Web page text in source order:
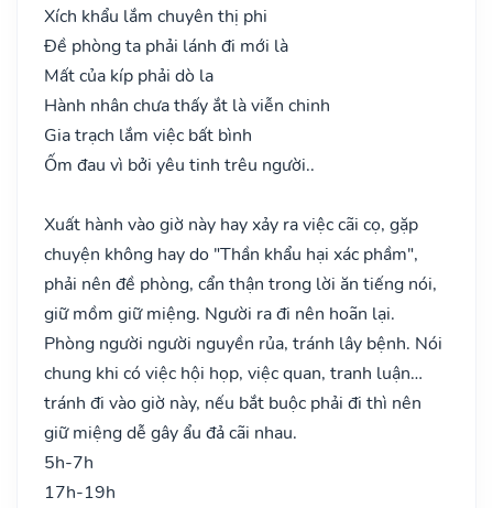
Xích khẩu lắm chuyên thị phi
Đề phòng ta phải lánh đi mới là
Mất của kíp phải dò la
Hành nhân chưa thấy ắt là viễn chinh
Gia trạch lắm việc bất bình
Ốm đau vì bởi yêu tinh trêu người..
Xuất hành vào giờ này hay xảy ra việc cãi cọ, gặp
chuyện không hay do "Thần khẩu hại xác phầm",
phải nên đề phòng, cẩn thận trong lời ăn tiếng nói,
giữ mồm giữ miệng. Người ra đi nên hoãn lại.
Phòng người người nguyền rủa, tránh lây bệnh. Nói
chung khi có việc hội họp, việc quan, tranh luận…
tránh đi vào giờ này, nếu bắt buộc phải đi thì nên
giữ miệng dễ gây ẩu đả cãi nhau.
5h-7h
17h-19h